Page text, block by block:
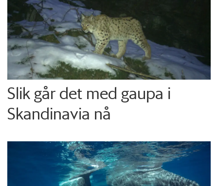
Slik går det med gaupa i
Skandinavia nå